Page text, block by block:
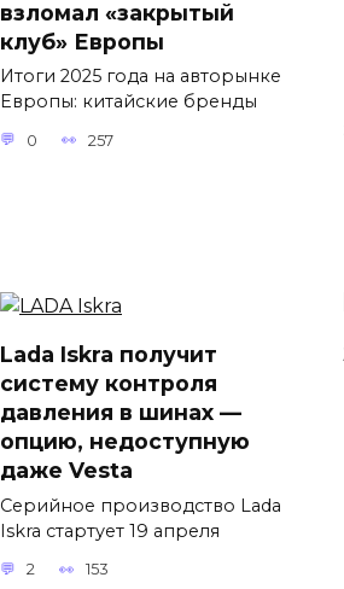
взломал «закрытый
клуб» Европы
Итоги 2025 года на авторынке
Европы: китайские бренды
0 257
Lada Iskra получит
систему контроля
давления в шинах —
опцию, недоступную
даже Vesta
Серийное производство Lada
Iskra стартует 19 апреля
2 153